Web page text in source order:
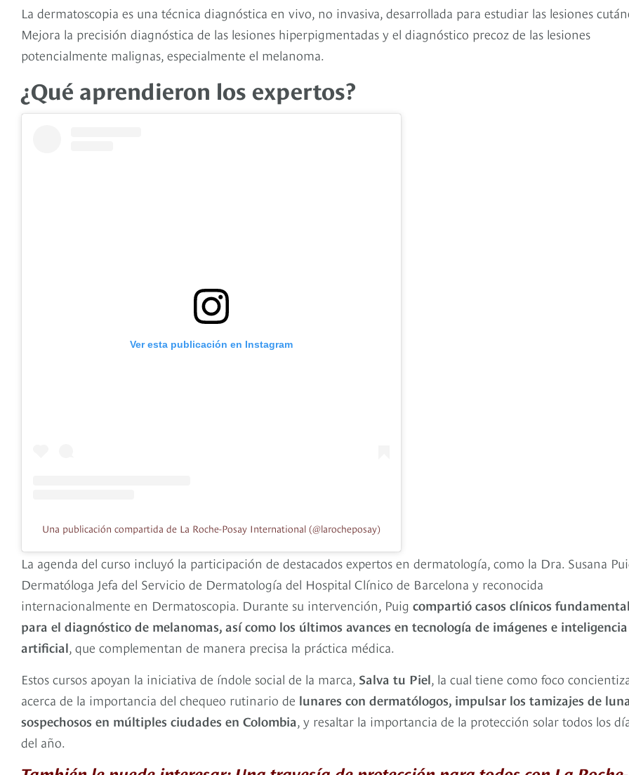
La dermatoscopia es una técnica diagnóstica en vivo, no invasiva, desarrollada para estudiar las lesiones
Mejora la precisión diagnóstica de las lesiones hiperpigmentadas y el diagnóstico precoz de las lesiones
potencialmente malignas, especialmente el melanoma.
¿Qué aprendieron los expertos?
Ver esta publicación en Instagram
Una publicación compartida de La Roche-Posay International (@larocheposay)
La agenda del curso incluyó la participación de destacados expertos en dermatología, como la Dra. Susana
Dermatóloga Jefa del Servicio de Dermatología del Hospital Clínico de Barcelona y reconocida
internacionalmente en Dermatoscopia. Durante su intervención, Puig compartió casos clínicos
para el diagnóstico de melanomas, así como los últimos avances en tecnología de imágenes e inteligencia
artificial, que complementan de manera precisa la práctica médica.
Estos cursos apoyan la iniciativa de índole social de la marca, Salva tu Piel, la cual tiene como foco
acerca de la importancia del chequeo rutinario de lunares con dermatólogos, impulsar los tamizajes de
sospechosos en múltiples ciudades en Colombia, y resaltar la importancia de la protección solar todos los
del año.